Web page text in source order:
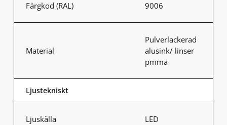
Färgkod (RAL) 9006
Material
Pulverlackerad
alusink/ linser
pmma
Ljustekniskt
Ljuskälla LED